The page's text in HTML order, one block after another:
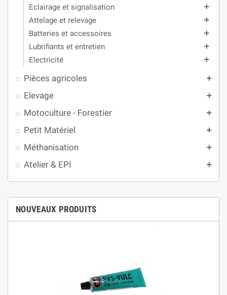
Eclairage et signalisation add
Attelage et relevage add
Batteries et accessoires add
Lubrifiants et entretien add
Electricité add
Pièces agricoles add
Elevage add
Motoculture - Forestier add
Petit Matériel add
Méthanisation add
Atelier & EPI add
NOUVEAUX PRODUITS